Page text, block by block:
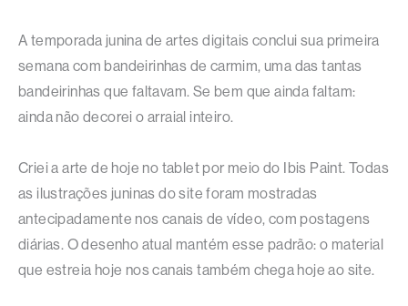
A temporada junina de artes digitais conclui sua primeira
semana com bandeirinhas de carmim, uma das tantas
bandeirinhas que faltavam. Se bem que ainda faltam:
ainda não decorei o arraial inteiro.
Criei a arte de hoje no tablet por meio do Ibis Paint. Todas
as ilustrações juninas do site foram mostradas
antecipadamente nos canais de vídeo, com postagens
diárias. O desenho atual mantém esse padrão: o material
que estreia hoje nos canais também chega hoje ao site.